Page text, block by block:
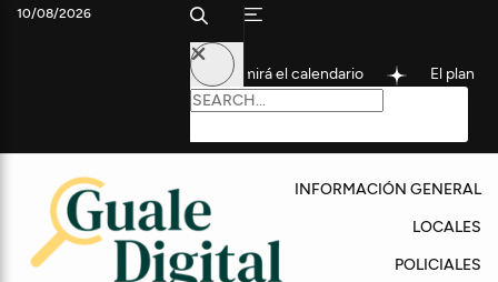
los pagos de agosto: mirá el calendario El plan de asfaltado
10/08/2026
INFORMACIÓN GENERAL
LOCALES
POLICIALES